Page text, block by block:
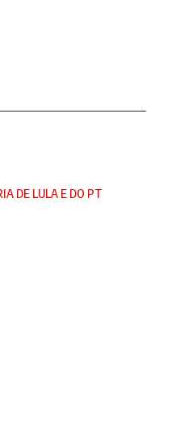
DE LULA E DO PT